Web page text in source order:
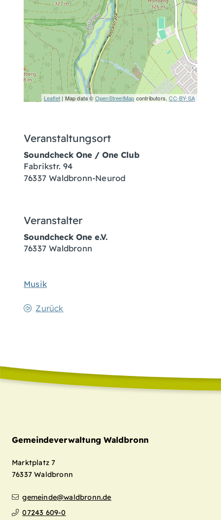
Leaflet| Map data ©OpenStreetMap contributors,CC-BY-SA
Veranstaltungsort
Soundcheck One / One Club
Fabrikstr. 94
76337 Waldbronn-Neurod
Veranstalter
Soundcheck One e.V.
76337 Waldbronn
Musik
Zurück
Gemeindeverwaltung Waldbronn
Marktplatz 7
76337 Waldbronn
gemeinde@waldbronn.de
07243 609-0